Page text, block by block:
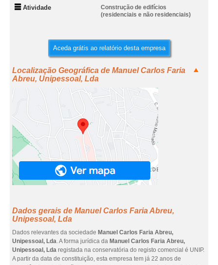
Atividade
Construção de edifícios
(residenciais e não residenciais)
Aceda grátis ao relatório desta empresa
Localização Geográfica de Manuel Carlos Faria
Abreu, Unipessoal, Lda
Dados gerais de Manuel Carlos Faria Abreu,
Unipessoal, Lda
Dados relevantes da sociedade Manuel Carlos Faria Abreu,
Unipessoal, Lda. A forma jurídica da Manuel Carlos Faria Abreu,
Unipessoal, Lda registada na conservatória do registo comercial é UNIP.
A partir da data de constituição, esta empresa tem já 22 anos de